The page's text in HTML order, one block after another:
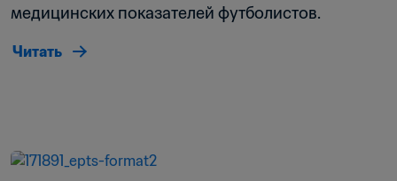
медицинских показателей футболистов.
Читать